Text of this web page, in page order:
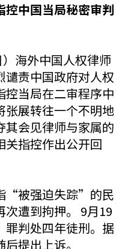
控中国当局秘密审判
）海外中国人权律师
谴责中国政府对人权
控当局在二审程序中
展转往一个不明地
会见律师与家属的
关指控作出公开回
“被强迫失踪”的民
遭到拘押。 9月19
判处四年徒刑。据
提出上诉。